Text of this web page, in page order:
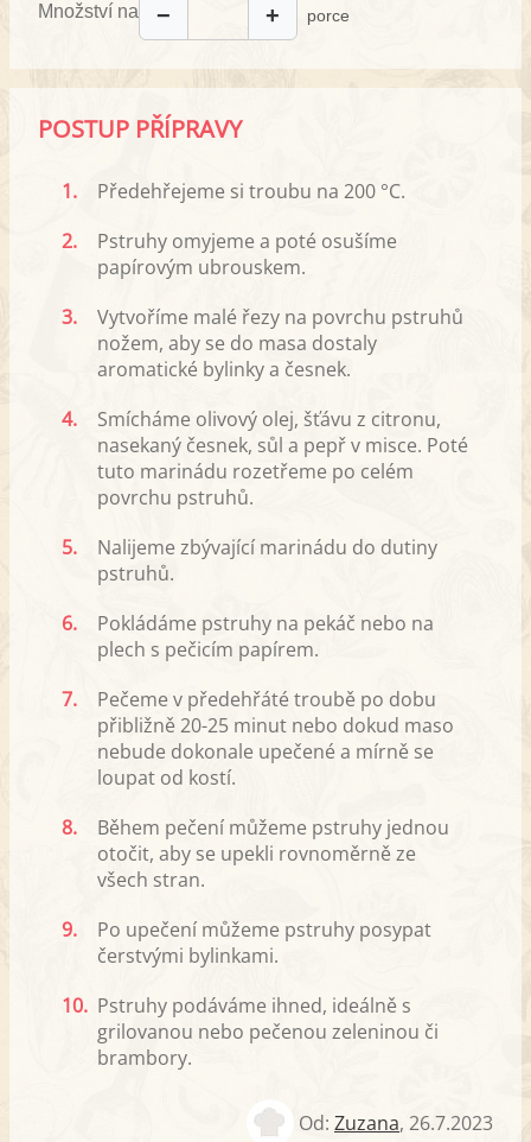
Množství na − + porce
POSTUP PŘÍPRAVY
1.
Předehřejeme si troubu na 200 °C.
2.
Pstruhy omyjeme a poté osušíme
papírovým ubrouskem.
3.
Vytvoříme malé řezy na povrchu pstruhů
nožem, aby se do masa dostaly
aromatické bylinky a česnek.
4.
Smícháme olivový olej, šťávu z citronu,
nasekaný česnek, sůl a pepř v misce. Poté
tuto marinádu rozetřeme po celém
povrchu pstruhů.
5.
Nalijeme zbývající marinádu do dutiny
pstruhů.
6.
Pokládáme pstruhy na pekáč nebo na
plech s pečicím papírem.
7.
Pečeme v předehřáté troubě po dobu
přibližně 20-25 minut nebo dokud maso
nebude dokonale upečené a mírně se
loupat od kostí.
8.
Během pečení můžeme pstruhy jednou
otočit, aby se upekli rovnoměrně ze
všech stran.
9.
Po upečení můžeme pstruhy posypat
čerstvými bylinkami.
10. Pstruhy podáváme ihned, ideálně s
grilovanou nebo pečenou zeleninou či
brambory.
Od: Zuzana, 26.7.2023